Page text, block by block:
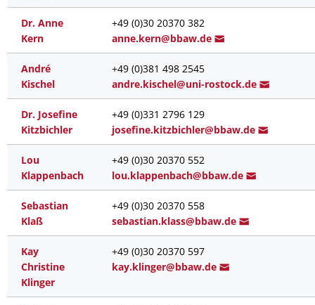
Dr. Anne
Kern
+49 (0)30 20370 382
anne.kern@bbaw.de
André
Kischel
+49 (0)381 498 2545
andre.kischel@uni-rostock.de
Dr. Josefine
Kitzbichler
+49 (0)331 2796 129
josefine.kitzbichler@bbaw.de
Lou
Klappenbach
+49 (0)30 20370 552
lou.klappenbach@bbaw.de
Sebastian
Klaß
+49 (0)30 20370 558
sebastian.klass@bbaw.de
Kay
Christine
Klinger
+49 (0)30 20370 597
kay.klinger@bbaw.de